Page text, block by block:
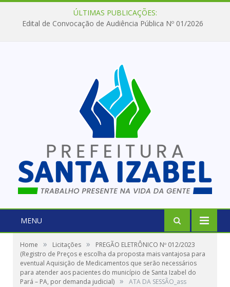
ÚLTIMAS PUBLICAÇÕES:
Edital de Convocação de Audiência Pública Nº 01/2026
MENU
Home » Licitações »
PREGÃO ELETRÔNICO Nº 012/2023
(Registro de Preços e escolha da proposta mais vantajosa para
eventual Aquisição de Medicamentos que serão necessários
para atender aos pacientes do município de Santa Izabel do
Pará – PA, por demanda judicial) » ATA DA SESSÃO_ass